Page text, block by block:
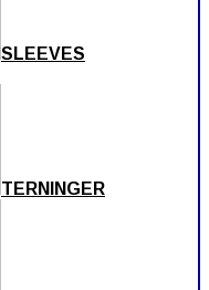
SLEEVES
TERNINGER